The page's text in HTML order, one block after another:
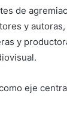
de
y
y
eje